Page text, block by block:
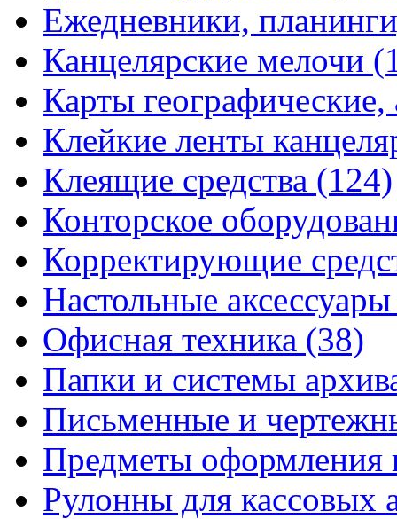
Ежедневники,
Канцелярские мелочи
Карты
Клейкие ленты
Клеящие средства (124)
Конторское
Корректирующие
Настольные
Офисная техника (38)
Папки и системы
Письменные и
Предметы оформления
Рулонны для кассовых